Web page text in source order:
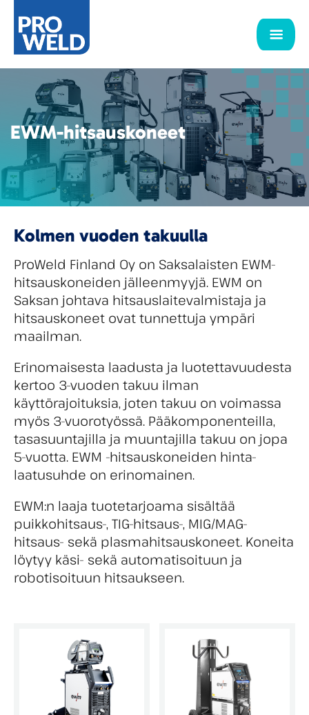
EWM-hitsauskoneet
Kolmen vuoden takuulla
ProWeld Finland Oy on Saksalaisten EWM-
hitsauskoneiden jälleenmyyjä. EWM on
Saksan johtava hitsauslaitevalmistaja ja
hitsauskoneet ovat tunnettuja ympäri
maailman.
Erinomaisesta laadusta ja luotettavuudesta
kertoo 3-vuoden takuu ilman
käyttörajoituksia, joten takuu on voimassa
myös 3-vuorotyössä. Pääkomponenteilla,
tasasuuntajilla ja muuntajilla takuu on jopa
5-vuotta. EWM -hitsauskoneiden hinta-
laatusuhde on erinomainen.
EWM:n laaja tuotetarjoama sisältää
puikkohitsaus-, TIG-hitsaus-, MIG/MAG-
hitsaus- sekä plasmahitsauskoneet. Koneita
löytyy käsi- sekä automatisoituun ja
robotisoituun hitsaukseen.